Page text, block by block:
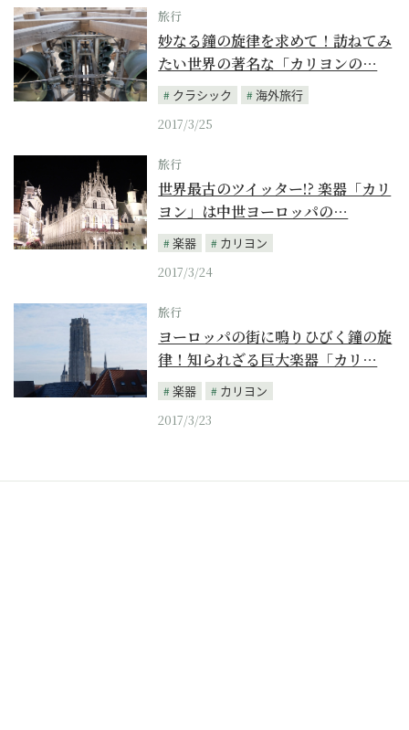
旅行
妙なる鐘の旋律を求めて！訪ねてみ
たい世界の著名な「カリヨンの…
クラシック
海外旅行
2017/3/25
旅行
世界最古のツイッター!? 楽器「カリ
ヨン」は中世ヨーロッパの…
楽器
カリヨン
2017/3/24
旅行
ヨーロッパの街に鳴りひびく鐘の旋
律！知られざる巨大楽器「カリ…
楽器
カリヨン
2017/3/23